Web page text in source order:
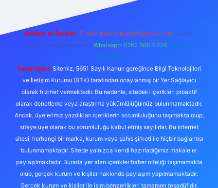
Reklam ve İletişim: E-mail: backlinkpaneli@gmail.com Teams:
forumhizmeti@gmail.com Whatsapp: 0262 606 0 726 Telegram:
@karabul
Yasal Uyarı: Sitemiz, 5651 Sayılı Kanun gereğince Bilgi Teknolojileri
ve İletişim Kurumu (BTK) tarafından onaylanmış bir Yer Sağlayıcı
olarak hizmet vermektedir. Bu nedenle, sitedeki içerikleri proaktif
olarak denetleme veya araştırma yükümlülüğümüz bulunmamaktadır.
Ancak, üyelerimiz yazdıkları içeriklerin sorumluluğunu taşımakta olup,
siteye üye olarak bu sorumluluğu kabul etmiş sayılırlar. Bu internet
sitesi, herhangi bir marka, kurum veya şahıs şirketi ile hiçbir bağlantısı
bulunmamaktadır. Sitede yalnızca kendi hazırladığımız makaleler
paylaşılmaktadır. Burada yer alan içerikler haber niteliği taşımamakta
olup, gerçek kurum ve kişiler hakkında paylaşım yapılmamaktadır.
Gerçek kurum ve kişiler ile isim benzerlikleri tamamen tesadüfidir.